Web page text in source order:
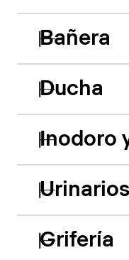
Bañera
Ducha
Inodoro
Urinarios
Grifería